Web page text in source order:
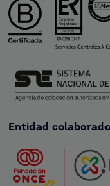
Entidad